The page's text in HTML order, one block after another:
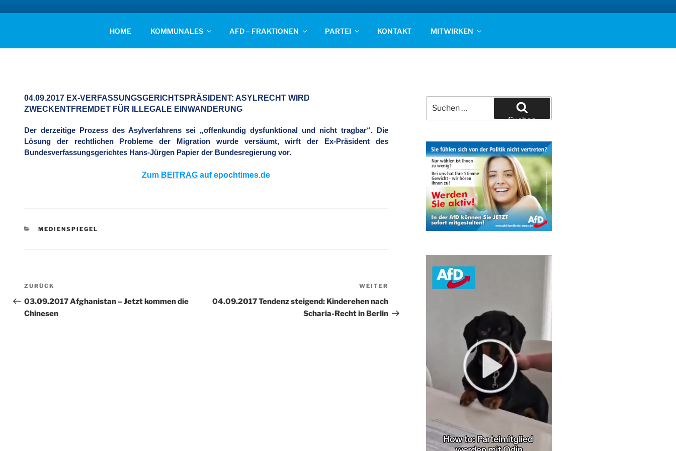
AFD KREISVERBAND STADE
Unsere Politik für Deutschland!
HOME KOMMUNALES AFD – FRAKTIONEN PARTEI KONTAKT MITWIRKEN
04.09.2017 EX-VERFASSUNGSGERICHTSPRÄSIDENT: ASYLRECHT WIRD
ZWECKENTFREMDET FÜR ILLEGALE EINWANDERUNG
Der derzeitige Prozess des Asylverfahrens sei „offenkundig dysfunktional und nicht tragbar“. Die
Lösung der rechtlichen Probleme der Migration wurde versäumt, wirft der Ex-Präsident des
Bundesverfassungsgerichtes Hans-Jürgen Papier der Bundesregierung vor.
Zum BEITRAG auf epochtimes.de
KATEGORIEN
MEDIENSPIEGEL
Beitragsnavigation
Vorheriger
Beitrag
ZURÜCK
03.09.2017 Afghanistan – Jetzt kommen die
Chinesen
Beitrag
WEITER
04.09.2017 Tendenz steigend: Kinderehen nach
Scharia-Recht in Berlin
nach:
Suchen